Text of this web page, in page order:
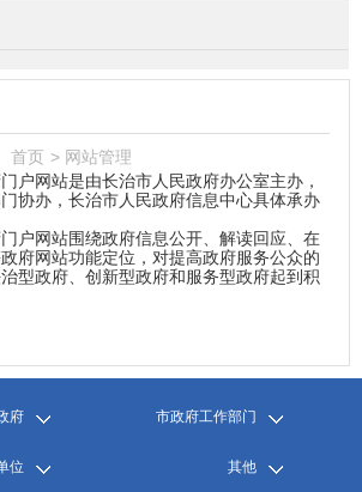
首页 > 网站管理
网站是由长治市人民政府办公室主办，
协办，长治市人民政府信息中心具体承办
户网站围绕政府信息公开、解读回应、在
府网站功能定位，对提高政府服务公众的
型政府、创新型政府和服务型政府起到积
府 市政府工作部门
位 其他